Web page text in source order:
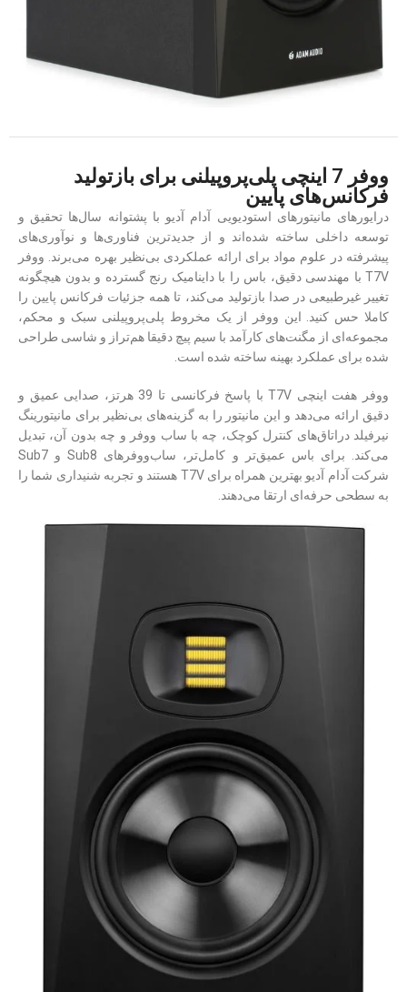
ووفر 7 اینچی پلی‌پروپیلنی برای بازتولید
فرکانس‌های پایین
درایورهای مانیتورهای استودیویی آدام آدیو با پشتوانه سال‌ها تحقیق و
توسعه داخلی ساخته شده‌اند و از جدیدترین فناوری‌ها و نوآوری‌های
پیشرفته در علوم مواد برای ارائه عملکردی بی‌نظیر بهره می‌برند. ووفر
T7V با مهندسی دقیق، باس را با داینامیک رنج گسترده و بدون هیچگونه
تغییر غیرطبیعی در صدا بازتولید می‌کند، تا همه جزئیات فرکانس پایین را
کاملا حس کنید. این ووفر از یک مخروط پلی‌پروپیلنی سبک و محکم،
مجموعه‌ای از مگنت‌های کارآمد با سیم پیچ دقیقا هم‌تراز و شاسی طراحی
شده برای عملکرد بهینه ساخته شده است.
ووفر هفت اینچی T7V با پاسخ فرکانسی تا 39 هرتز، صدایی عمیق و
دقیق ارائه می‌دهد و این مانیتور را به گزینه‌های بی‌نظیر برای مانیتورینگ
نیرفیلد دراتاق‌های کنترل کوچک، چه با ساب ووفر و چه بدون آن، تبدیل
می‌کند. برای باس عمیق‌تر و کامل‌تر، ساب‌ووفرهای Sub8 و Sub7
شرکت آدام آدیو بهترین همراه برای T7V هستند و تجربه شنیداری شما را
به سطحی حرفه‌ای ارتقا می‌دهند.